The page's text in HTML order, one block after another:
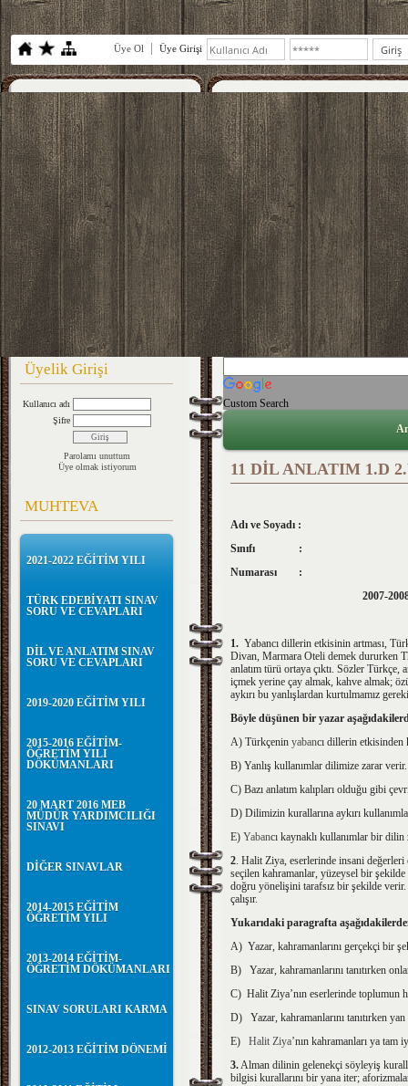
Üye Ol Üye Girişi
Üyelik Girişi
Kullanıcı adı
Şifre
Parolamı unuttum
Üye olmak istiyorum
MUHTEVA
2021-2022 EĞİTİM YILI
TÜRK EDEBİYATI SINAV
SORU VE CEVAPLARI
DİL VE ANLATIM SINAV
SORU VE CEVAPLARI
2019-2020 EĞİTİM YILI
2015-2016 EĞİTİM-
ÖĞRETİM YILI
DÖKÜMANLARI
20 MART 2016 MEB
MÜDÜR YARDIMCILIĞI
SINAVI
DİĞER SINAVLAR
2014-2015 EĞİTİM
ÖĞRETİM YILI
2013-2014 EĞİTİM-
ÖĞRETİM DÖKÜMANLARI
SINAV SORULARI KARMA
2012-2013 EĞİTİM DÖNEMİ
Custom Search
11 DİL ANLATIM 1.D
Adı ve Soyadı :
Sınıfı :
Numarası :
2007-
1. Yabancı dillerin etkisinin artması,
Divan, Marmara Oteli demek dururken
anlatım türü ortaya çıktı. Sözler Türkçe,
içmek yerine çay almak, kahve almak;
aykırı bu yanlışlardan kurtulmamız
Böyle düşünen bir yazar
A) Türkçenin yabancı dillerin etkisinden
B) Yanlış kullanımlar dilimize zarar verir.
C) Bazı anlatım kalıpları olduğu gibi
D) Dilimizin kurallarına aykırı
E) Yabancı kaynaklı kullanımlar bir
2. Halit Ziya, eserlerinde insani değerleri
seçilen kahramanlar, yüzeysel bir
doğru yönelişini tarafsız bir şekilde
çalışır.
Yukarıdaki paragrafta
A) Yazar, kahramanlarını gerçekçi bir
B) Yazar, kahramanlarını tanıtırken
C) Halit Ziya’nın eserlerinde toplumun
D) Yazar, kahramanlarını tanıtırken yan
E) Halit Ziya’nın kahramanları ya tam
3.Alman dilinin gelenekçi söyleyiş
bilgisi kurallarını bir yana iter;